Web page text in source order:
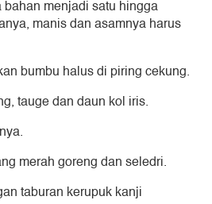
menjadi satu hingga
manis dan asamnya harus
bumbu halus di piring cekung.
tauge dan daun kol iris.
merah goreng dan seledri.
taburan kerupuk kanji